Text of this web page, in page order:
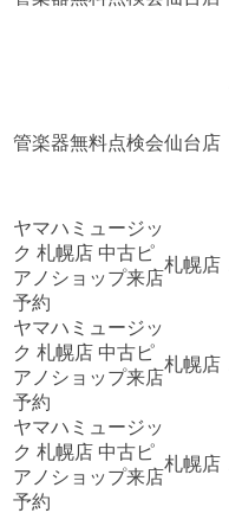
管楽器無料点検会仙台店
ヤマハミュージッ
ク 札幌店 中古ピ
アノショップ来店
予約
札幌店
ヤマハミュージッ
ク 札幌店 中古ピ
アノショップ来店
予約
札幌店
ヤマハミュージッ
ク 札幌店 中古ピ
アノショップ来店
予約
札幌店